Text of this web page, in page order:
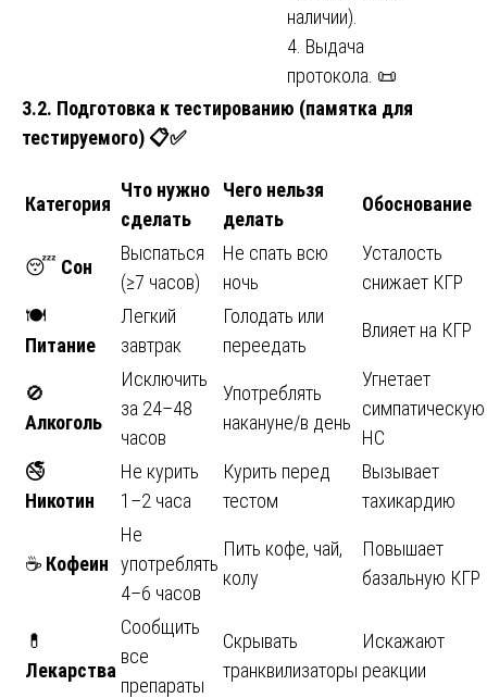
наличии).
4. Выдача
протокола. 📜
3.2. Подготовка к тестированию (памятка для
тестируемого)📋✅
Категория
Что нужно
сделать
Чего нельзя
делать
Обоснование
😴 Сон
Выспаться
(≥7 часов)
Не спать всю
ночь
Усталость
снижает КГР
🍽️
Питание
Легкий
завтрак
Голодать или
переедать
Влияет на КГР
🚫
Алкоголь
Исключить
за 24–48
часов
Употреблять
накануне/в день
Угнетает
симпатическую
НС
🚭
Никотин
Не курить
1–2 часа
Курить перед
тестом
Вызывает
тахикардию
☕ Кофеин
Не
употреблять
4–6 часов
Пить кофе, чай,
колу
Повышает
базальную КГР
💊
Лекарства
Сообщить
все
препараты
Скрывать
транквилизаторы
Искажают
реакции